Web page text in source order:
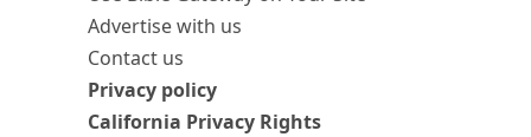
Advertise with us
Contact us
Privacy policy
California Privacy Rights